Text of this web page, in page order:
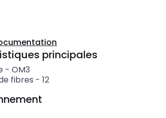
principales
- OM3
fibres - 12